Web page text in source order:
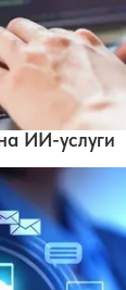
ИИ-услуги